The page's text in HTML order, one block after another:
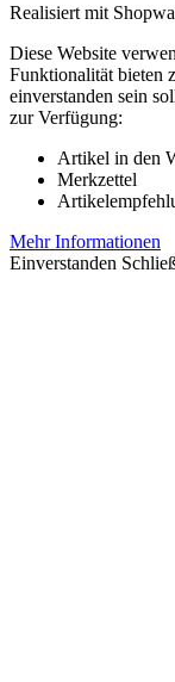
Realisiert mit
Diese Website
Funktionalität bieten
einverstanden sein
zur Verfügung:
Artikel in den
Merkzettel
Mehr Informationen
Einverstanden